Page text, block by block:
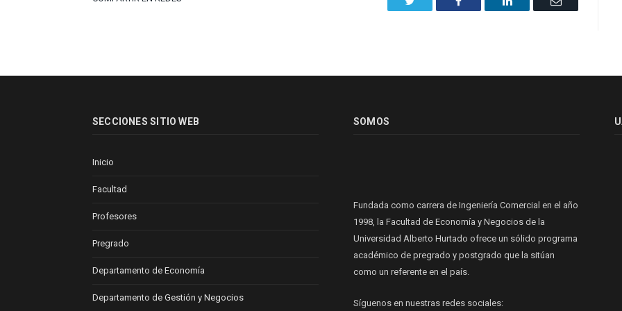
SECCIONES SITIO WEB
Inicio
Facultad
Profesores
Pregrado
Departamento de Economía
Departamento de Gestión y Negocios
SOMOS
Fundada como carrera de Ingeniería Comercial en el año
1998, la Facultad de Economía y Negocios de la
Universidad Alberto Hurtado ofrece un sólido programa
académico de pregrado y postgrado que la sitúan
como un referente en el país.
Síguenos en nuestras redes sociales: